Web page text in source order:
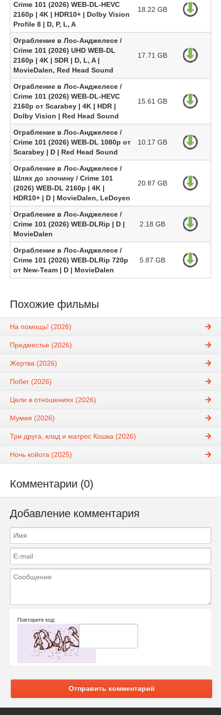
Crime 101 (2026) WEB-DL-HEVC
2160p | 4K | HDR10+ | Dolby Vision
Profile 8 | D, P, L, A
18.22 GB
Ограбление в Лос-Анджелесе /
Crime 101 (2026) UHD WEB-DL
2160p | 4K | SDR | D, L, A |
MovieDalen, Red Head Sound
17.71 GB
Ограбление в Лос-Анджелесе /
Crime 101 (2026) WEB-DL-HEVC
2160p от Scarabey | 4K | HDR |
Dolby Vision | Red Head Sound
15.61 GB
Ограбление в Лос-Анджелесе /
Crime 101 (2026) WEB-DL 1080p от
Scarabey | D | Red Head Sound
10.17 GB
Ограбление в Лос-Анджелесе /
Шлях до злочину / Crime 101
(2026) WEB-DL 2160p | 4K |
HDR10+ | D | MovieDalen, LeDoyen
20.87 GB
Ограбление в Лос-Анджелесе /
Crime 101 (2026) WEB-DLRip | D |
MovieDalen
2.18 GB
Ограбление в Лос-Анджелесе /
Crime 101 (2026) WEB-DLRip 720p
от New-Team | D | MovieDalen
5.87 GB
Похожие фильмы
На помощь! (2026)
Предместье (2026)
Жертва (2026)
Побег (2026)
Цели в отношениях (2026)
Мумия (2026)
Три друга, клад и матрос Кошка (2026)
Ночь койота (2025)
Комментарии (0)
Добавление комментария
Повторите код:
Отправить комментарий